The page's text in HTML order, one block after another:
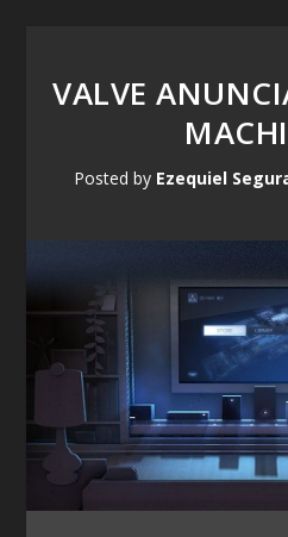
VALVE
Posted by Ezequiel